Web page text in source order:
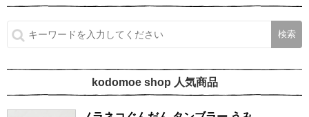
kodomoe shop 人気商品